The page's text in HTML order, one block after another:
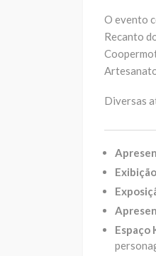
O evento
Recanto
Diversas
Espaço